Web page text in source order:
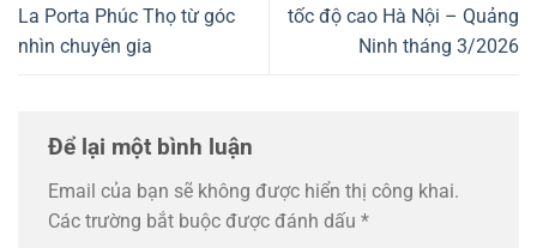
La Porta Phúc Thọ từ góc
nhìn chuyên gia
tốc độ cao Hà Nội – Quảng
Ninh tháng 3/2026
Để lại một bình luận
Email của bạn sẽ không được hiển thị công khai.
Các trường bắt buộc được đánh dấu *